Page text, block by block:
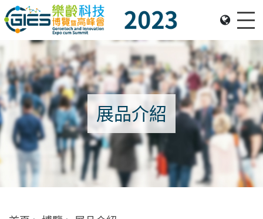
Date: Expo: 23-26 Nov 2023, Venue: Hall 1A-C, HKCEC
展品介紹